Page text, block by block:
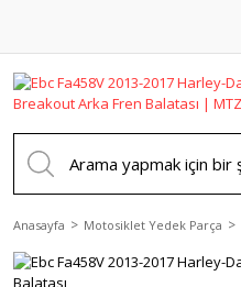
Anasayfa Motosiklet Yedek Parça